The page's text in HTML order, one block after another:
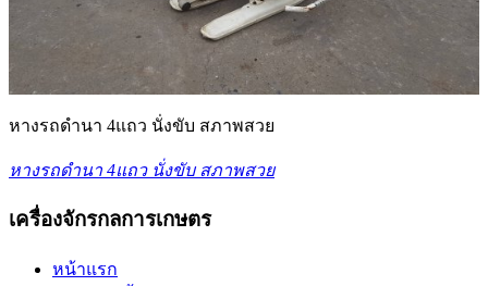
หางรถดำนา 4แถว นั่งขับ สภาพสวย
หางรถดำนา 4แถว นั่งขับ สภาพสวย
เครื่องจักรกลการเกษตร
หน้าแรก